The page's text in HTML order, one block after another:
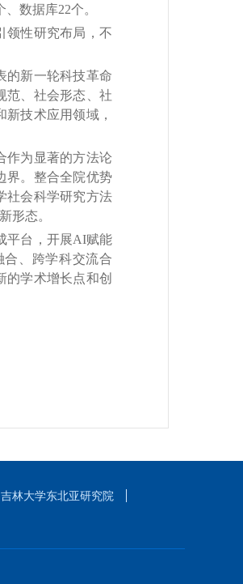
数据库22个。
性研究布局，不
新一轮科技革命
范、社会形态、社
技术应用领域，
为显著的方法论
界。整合全院优势
社会科学研究方法
形态。
平台，开展AI赋能
、跨学科交流合
学术增长点和创
吉林大学东北亚研究院